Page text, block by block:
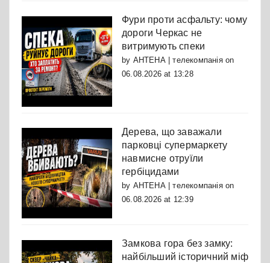
Фури проти асфальту: чому
дороги Черкас не
витримують спеки
by АНТЕНА | телекомпаніяon
06.08.2026 at 13:28
Дерева, що заважали
парковці супермаркету
навмисне отруїли
гербіцидами
by АНТЕНА | телекомпаніяon
06.08.2026 at 12:39
Замкова гора без замку:
найбільший історичний міф